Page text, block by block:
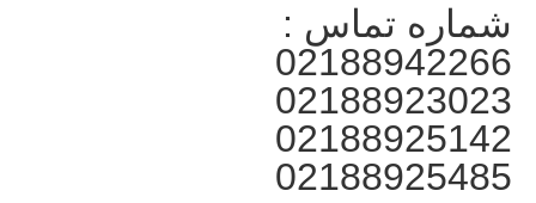
شماره تماس :
02188942266
02188923023
02188925142
02188925485